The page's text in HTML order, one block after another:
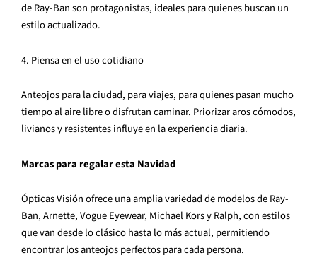
de Ray-Ban son protagonistas, ideales para quienes buscan un
estilo actualizado.
4. Piensa en el uso cotidiano
Anteojos para la ciudad, para viajes, para quienes pasan mucho
tiempo al aire libre o disfrutan caminar. Priorizar aros cómodos,
livianos y resistentes influye en la experiencia diaria.
Marcas para regalar esta Navidad
Ópticas Visión ofrece una amplia variedad de modelos de Ray-
Ban, Arnette, Vogue Eyewear, Michael Kors y Ralph, con estilos
que van desde lo clásico hasta lo más actual, permitiendo
encontrar los anteojos perfectos para cada persona.